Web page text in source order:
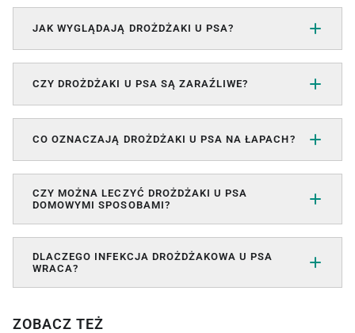
JAK WYGLĄDAJĄ DROŻDŻAKI U PSA?
CZY DROŻDŻAKI U PSA SĄ ZARAŹLIWE?
CO OZNACZAJĄ DROŻDŻAKI U PSA NA ŁAPACH?
CZY MOŻNA LECZYĆ DROŻDŻAKI U PSA
DOMOWYMI SPOSOBAMI?
DLACZEGO INFEKCJA DROŻDŻAKOWA U PSA
WRACA?
ZOBACZ TEŻ